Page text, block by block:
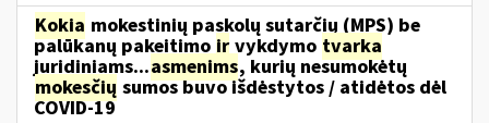
Kokia mokestinių paskolų sutarčių (MPS) be
palūkanų pakeitimo ir vykdymo tvarka
juridiniams...asmenims, kurių nesumokėtų
mokesčių sumos buvo išdėstytos / atidėtos dėl
COVID-19